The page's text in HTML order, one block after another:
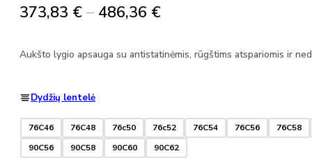
373,83 € – 486,36 €Price
373,83 €
Aukšto lygio apsauga su antistatinėmis, rūgštims atspariomis ir
Dydžių lentelė
76C46 76C48 76c50 76c52 76C54 76C56
76C58
90C56
90C58 90C60 90C62